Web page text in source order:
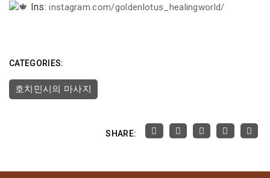
Ins:instagram.com/goldenlotus_healingworld/
CATEGORIES:
호치민시의 마사지
SHARE: